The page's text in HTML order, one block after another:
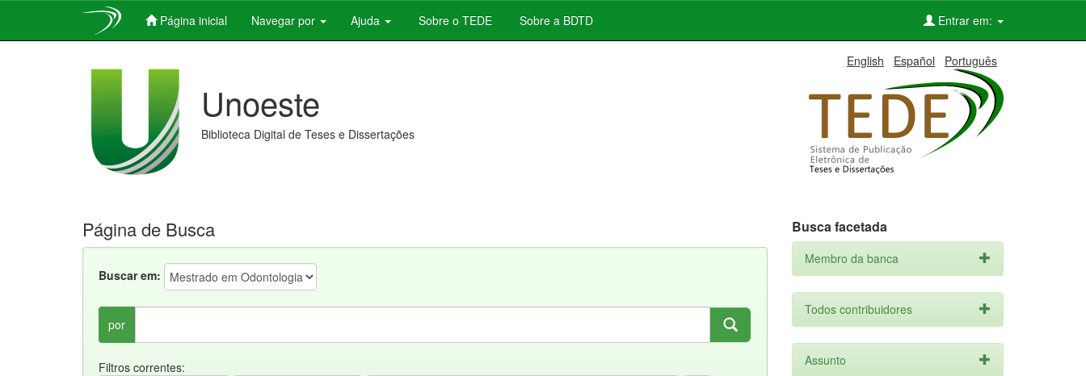
Página inicial Navegar por Ajuda Sobre o TEDE Sobre a BDTD Entrar em:
English Español Português
Unoeste
Biblioteca Digital de Teses e Dissertações
Página de Busca
Buscar em:
por
Filtros correntes:
Busca facetada
Membro da banca
Todos contribuidores
Assunto